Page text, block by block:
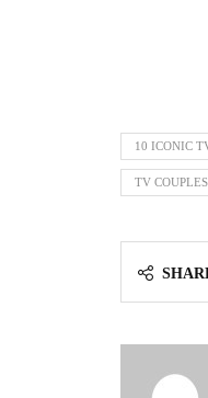
10 ICONIC
TV COUPLES